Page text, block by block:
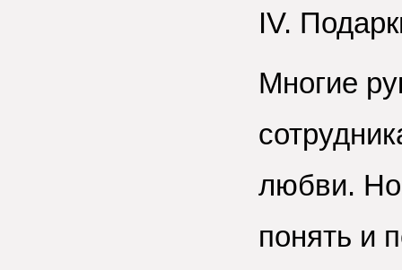
IV.
Многие
любви. Но
понять и